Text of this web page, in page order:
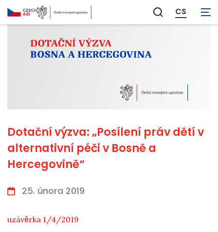
Zobrazit
vyhledávání
CS
Dotační výzva: „Posílení práv dětí v
alternativní péči v Bosně a
Hercegovině“
25. února 2019
uzávěrka 1/4/2019